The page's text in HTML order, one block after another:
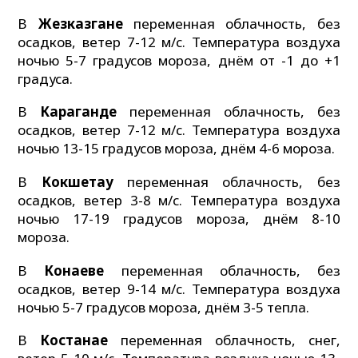
В Жезказгане переменная облачность, без
осадков, ветер 7-12 м/с. Температура воздуха
ночью 5-7 градусов мороза, днём от -1 до +1
градуса.
В Караганде переменная облачность, без
осадков, ветер 7-12 м/с. Температура воздуха
ночью 13-15 градусов мороза, днём 4-6 мороза.
В Кокшетаупеременная облачность, без
осадков, ветер 3-8 м/с. Температура воздуха
ночью 17-19 градусов мороза, днём 8-10
мороза.
В Конаеве переменная облачность, без
осадков, ветер 9-14 м/с. Температура воздуха
ночью 5-7 градусов мороза, днём 3-5 тепла.
В Костанае переменная облачность, снег,